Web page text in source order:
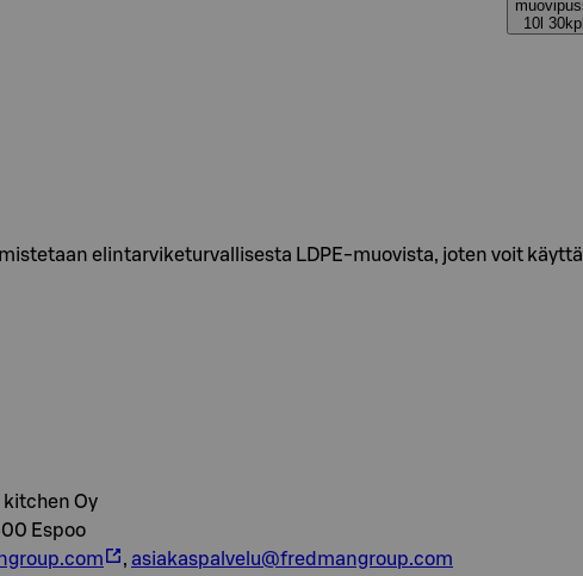
10l 30kpl
elintarviketurvallisesta LDPE-muovista, joten voit
Oy
Espoo
, asiakaspalvelu@fredmangroup.com